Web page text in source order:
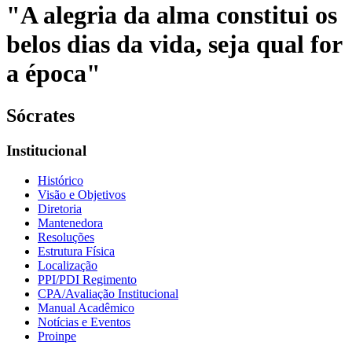
"A alegria da alma constitui os
belos dias da vida, seja qual for
a época"
Sócrates
Institucional
Histórico
Visão e Objetivos
Diretoria
Mantenedora
Resoluções
Estrutura Física
Localização
PPI/PDI Regimento
CPA/Avaliação Institucional
Manual Acadêmico
Notícias e Eventos
Proinpe